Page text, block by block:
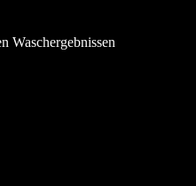
Waschergebnissen